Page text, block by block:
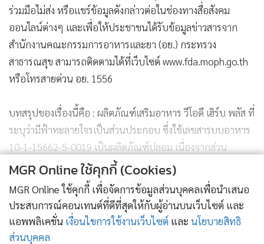
ร่วมมือไม่ส่ง หรือแชร์ข้อมูลดังกล่าวต่อในช่องทางสื่อสังคม
ออนไลน์ต่างๆ และเพื่อให้ประชาชนได้รับข้อมูลข่าวสารจาก
สำนักงานคณะกรรมการอาหารและยา (อย.) กระทรวง
สาธารณสุข สามารถติดตามได้ที่เว็บไซต์ www.fda.moph.go.th
หรือโทรสายด่วน อย. 1556
บทสรุปของเรื่องนี้คือ : ผลิตภัณฑ์เสริมอาหาร วีโอดี เฮิร์บ พลัส ที่
ระบุว่ามีฟ้าทะลายโจรเป็นส่วนประกอบ ซึ่งใช้เลขสารบบอาหาร
10-1-15662-5-0019 เป็นผลิตภัณฑ์ปลอม เนื่องจากส่วน
ประกอบในสูตรที่ขออนุญาตไว้กับ อย. ไม่มีฟ้าทะลายโจรแต่
หน่วยงานที่ตรวจสอบ : สำนักงานคณะกรรมการอาหารและยา
(อย.) กระทรวงสาธารณสุข
แสดงเพิ่มเติม
ฟ้าทะลายโจร ข่าวปลอม ศูนย์ต่อต้านข่าวปลอม
MGR Online ใช้คุกกี้ (Cookies)
MGR Online ใช้คุกกี้ เพื่อจัดการข้อมูลส่วนบุคคลเพื่อนำเสนอ
ประสบการณ์คอนเทนต์ที่ดีที่สุดให้กับผู้อ่านบนเว็บไซต์ และ
แอพพลิเคชั่น เงื่อนไขการใช้งานเว็บไซต์ และ นโยบายสิทธิ
ส่วนบุคคล